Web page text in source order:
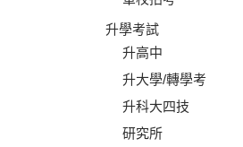
升學考試
升高中
升大學/轉學考
升科大四技
研究所